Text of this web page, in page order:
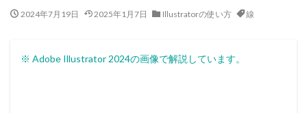
2024年7月19日 2025年1月7日 Illustratorの使い方 線
※ Adobe Illustrator 2024の画像で解説しています。